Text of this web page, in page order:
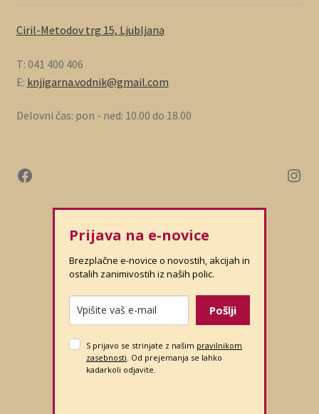
Ciril-Metodov trg 15, Ljubljana
T: 041 400 406
E: knjigarna.vodnik@gmail.com
Delovni čas: pon - ned: 10.00 do 18.00
Prijava na e-novice
Brezplačne e-novice o novostih, akcijah in
ostalih zanimivostih iz naših polic.
Pošlji
S prijavo se strinjate z našim pravilnikom
zasebnosti. Od prejemanja se lahko
kadarkoli odjavite.